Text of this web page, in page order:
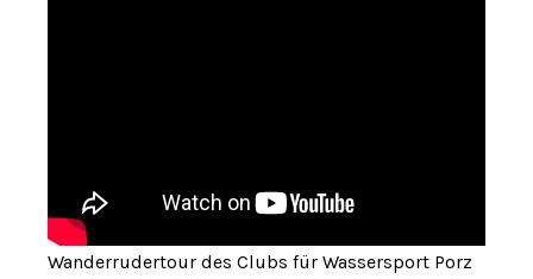
Wanderrudertour des Clubs für Wassersport Porz